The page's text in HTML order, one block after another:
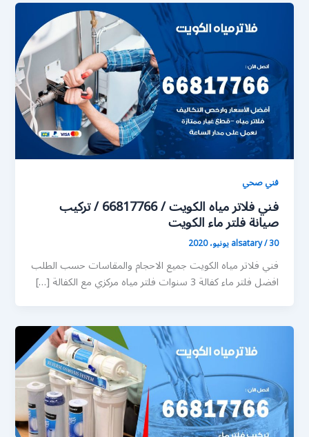
فني صحي
فني فلاتر مياه الكويت / 66817766 / تركيب
صيانة فلتر ماء الكويت
alsatary/30 يونيو، 2020
فني فلاتر مياه الكويت جميع الاحجام والمقاسات حسب الطلب
افضل فلتر ماء كفالة 3 سنوات فلتر مياه مركزي مع الكفالة […]